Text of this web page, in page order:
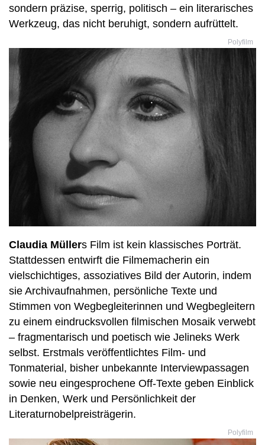
sondern präzise, sperrig, politisch – ein literarisches
Werkzeug, das nicht beruhigt, sondern aufrüttelt.
Polyfilm
Claudia Müllers Film ist kein klassisches Porträt.
Stattdessen entwirft die Filmemacherin ein
vielschichtiges, assoziatives Bild der Autorin, indem
sie Archivaufnahmen, persönliche Texte und
Stimmen von Wegbegleiterinnen und Wegbegleitern
zu einem eindrucksvollen filmischen Mosaik verwebt
– fragmentarisch und poetisch wie Jelineks Werk
selbst. Erstmals veröffentlichtes Film- und
Tonmaterial, bisher unbekannte Interviewpassagen
sowie neu eingesprochene Off-Texte geben Einblick
in Denken, Werk und Persönlichkeit der
Literaturnobelpreisträgerin.
Polyfilm